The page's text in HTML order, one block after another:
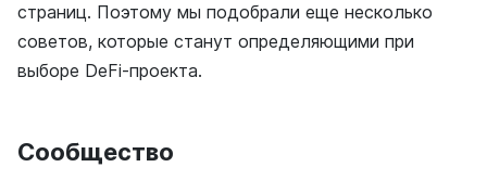
страниц. Поэтому мы подобрали еще несколько
советов, которые станут определяющими при
выборе DeFi-проекта.
Сообщество